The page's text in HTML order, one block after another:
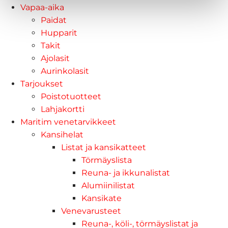
Vapaa-aika
Paidat
Hupparit
Takit
Ajolasit
Aurinkolasit
Tarjoukset
Poistotuotteet
Lahjakortti
Maritim venetarvikkeet
Kansihelat
Listat ja kansikatteet
Törmäyslista
Reuna- ja ikkunalistat
Alumiinilistat
Kansikate
Venevarusteet
Reuna-, köli-, törmäyslistat ja